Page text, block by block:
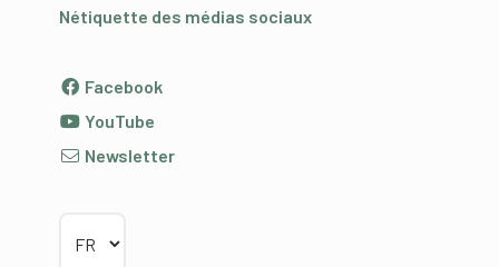
Nétiquette des médias sociaux
Facebook
YouTube
Newsletter